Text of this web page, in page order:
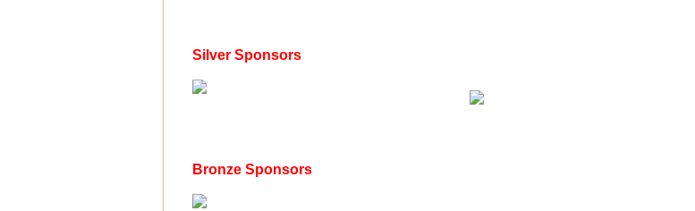
Silver Sponsors
Bronze Sponsors